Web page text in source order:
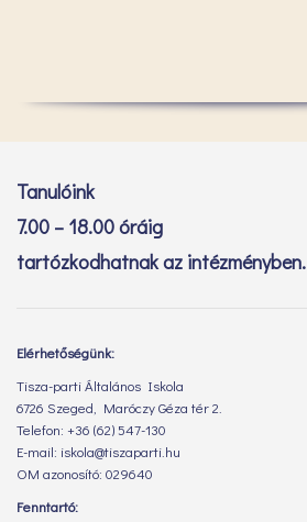
Tanulóink
7.00 – 18.00 óráig
tartózkodhatnak az intézményben.
Elérhetőségünk:
Tisza-parti Általános Iskola
6726 Szeged, Maróczy Géza tér 2.
Telefon: +36 (62) 547-130
E-mail: iskola@tiszaparti.hu
OM azonosító: 029640
Fenntartó: